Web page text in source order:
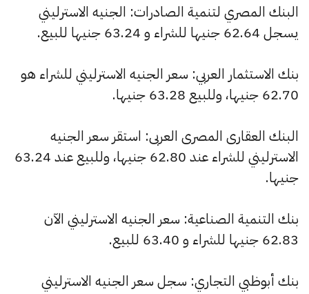
البنك المصري لتنمية الصادرات: الجنيه الاسترليني
يسجل 62.64 جنيها للشراء و 63.24 جنيها للبيع.
بنك الاستثمار العربي: سعر الجنيه الاسترليني للشراء هو
62.70 جنيها، وللبيع 63.28 جنيها.
البنك العقارى المصرى العربى: استقر سعر الجنيه
الاسترليني للشراء عند 62.80 جنيها، وللبيع عند 63.24
جنيها.
بنك التنمية الصناعية: سعر الجنيه الاسترليني الآن
62.83 جنيها للشراء و 63.40 للبيع.
بنك أبوظبي التجاري: سجل سعر الجنيه الاسترليني